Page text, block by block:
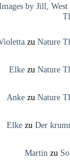
by Jill, West
zu Nature
Elkezu Nature
Ankezu Nature
Elkezu Der
Martinzu